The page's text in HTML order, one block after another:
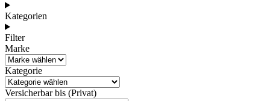
Kategorien
Filter
Marke
Kategorie
Versicherbar bis (Privat)